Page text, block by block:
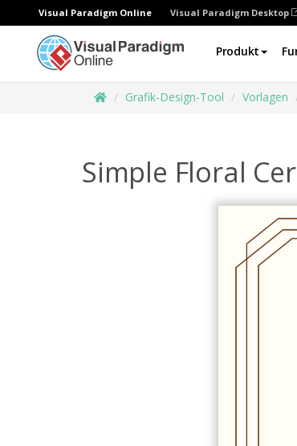
Visual Paradigm Online Visual Paradigm Desktop
Produkt
Grafik-Design-Tool Vorlagen
Simple Floral